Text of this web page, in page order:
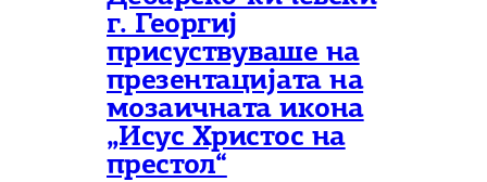
г. Георгиј
присуствуваше на
презентацијата на
мозаичната икона
„Исус Христос на
престол“